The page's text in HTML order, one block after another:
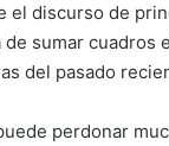
el discurso de
sumar cuadros
del pasado
perdonar